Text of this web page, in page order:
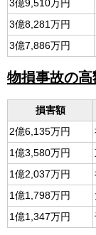
3億9,510万円
3億8,281万円
3億7,886万円
物損事故の高
損害額
2億6,135万円
1億3,580万円
1億2,037万円
1億1,798万円
1億1,347万円